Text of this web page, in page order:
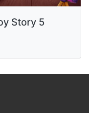
Story 5